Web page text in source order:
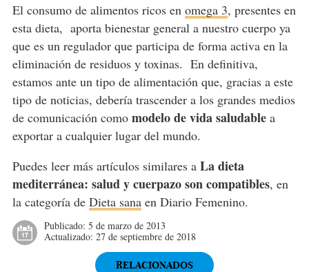
El consumo de alimentos ricos en omega 3, presentes en
esta dieta, aporta bienestar general a nuestro cuerpo ya
que es un regulador que participa de forma activa en la
eliminación de residuos y toxinas. En definitiva,
estamos ante un tipo de alimentación que, gracias a este
tipo de noticias, debería trascender a los grandes medios
de comunicación comomodelo de vida saludablea
exportar a cualquier lugar del mundo.
Puedes leer más artículos similares a La dieta
mediterránea: salud y cuerpazo son compatibles, en
la categoría de Dieta sanaen Diario Femenino.
Publicado: 5 de marzo de 2013
Actualizado: 27 de septiembre de 2018
RELACIONADOS